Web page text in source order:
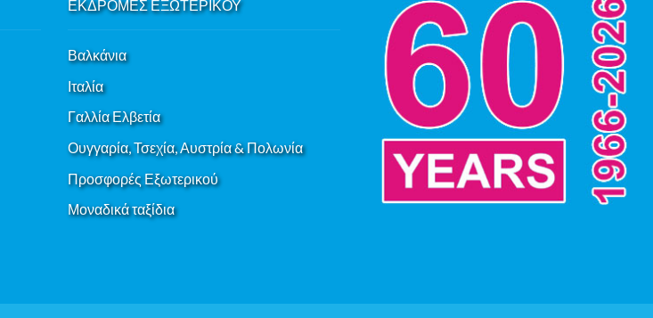
ΕΚΔΡΟΜΕΣ ΕΞΩΤΕΡΙΚΟΥ
Βαλκάνια
Ιταλία
Γαλλία Ελβετία
Ουγγαρία, Τσεχία, Αυστρία & Πολωνία
Προσφορές Εξωτερικού
Μοναδικά ταξίδια